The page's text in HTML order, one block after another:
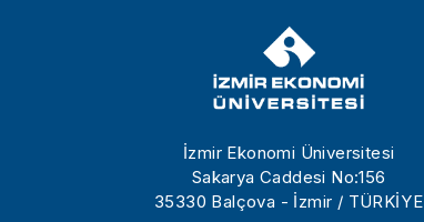
İzmir Ekonomi Üniversitesi
Sakarya Caddesi No:156
35330 Balçova - İzmir / TÜRKİYE